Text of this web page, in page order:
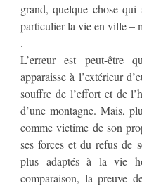
grand, quelque chose
particulier la vie en ville –
.
L’erreur est peut-être
apparaisse à l’extérieur
souffre de l’effort et de
d’une montagne. Mais,
comme victime de son
ses forces et du refus de
plus adaptés à la vie
comparaison, la preuve